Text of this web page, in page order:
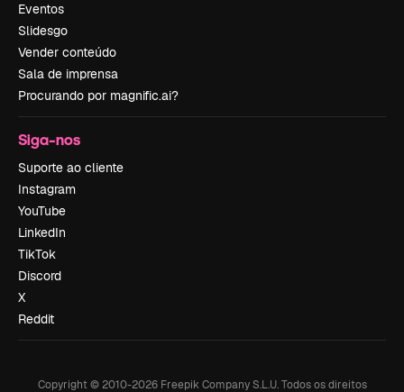
Eventos
Slidesgo
Vender conteúdo
Sala de imprensa
Procurando por magnific.ai?
Siga-nos
Suporte ao cliente
Instagram
YouTube
LinkedIn
TikTok
Discord
X
Reddit
Copyright © 2010-2026Freepik Company S.L.U. Todos os direitos